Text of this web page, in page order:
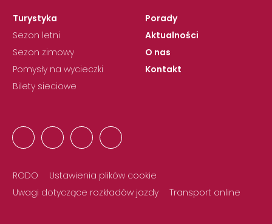
Turystyka
Sezon letni
Sezon zimowy
Pomysły na wycieczki
Bilety sieciowe
Porady
Aktualności
O nas
Kontakt
RODO
Ustawienia plików cookie
Uwagi dotyczące rozkładów jazdy
Transport online